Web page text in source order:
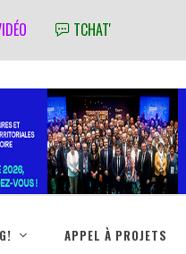
TCHAT'
APPEL À PROJETS